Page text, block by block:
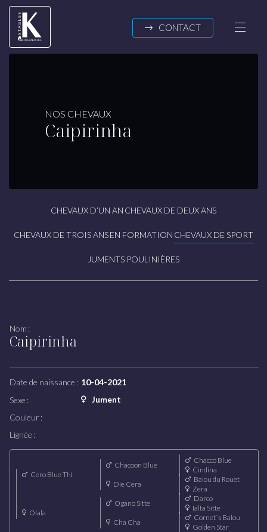
Passer au contenu
A propos
Chevaux de deux ans
Chevaux de trois ans
Juments poulinières
Nos cavaliers
GÎTE
CONTACT
NOS CHEVAUX
Caipirinha
CHEVAUX D’UN AN CHEVAUX DE DEUX ANS
CHEVAUX DE TROIS ANSEN FORMATION CHEVAUX DE SPORT
JUMENTS POULINIÈRES
Nom :
Caipirinha
Date de naissance : 10-04-2021
Sexe :
Jument
Couleur :
Lignée :
Cero Blue TN
Chacoon Blue
Chacco Blue
Cindina
Die Cera
Balou du Rouet
Zera
Olala
Ogano Sitte
Darco
Ialta Sitte
Cha Cha
Cornet´s Balou
Golden Star